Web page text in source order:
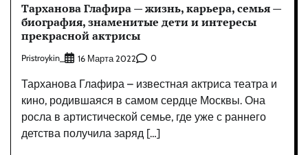
Тарханова Глафира — жизнь, карьера, семья —
биография, знаменитые дети и интересы
прекрасной актрисы
Pristroykin_ 16 Марта 2022 0
Тарханова Глафира – известная актриса театра и
кино, родившаяся в самом сердце Москвы. Она
росла в артистической семье, где уже с раннего
детства получила заряд […]